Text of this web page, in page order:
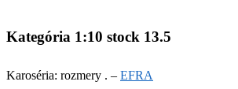
Kategória 1:10 stock 13.5
Karoséria: rozmery . – EFRA